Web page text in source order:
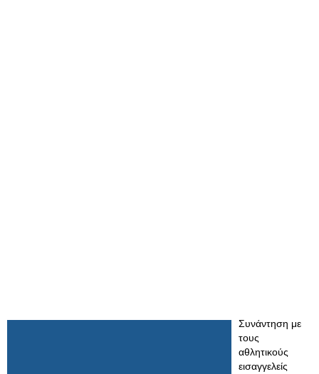
Συνάντηση με
τους
αθλητικούς
εισαγγελείς